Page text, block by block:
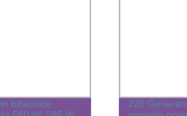
bifacciale
220